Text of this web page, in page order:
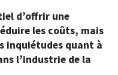
d’offrir une
les coûts, mais
inquiétudes quant à
l’industrie de la